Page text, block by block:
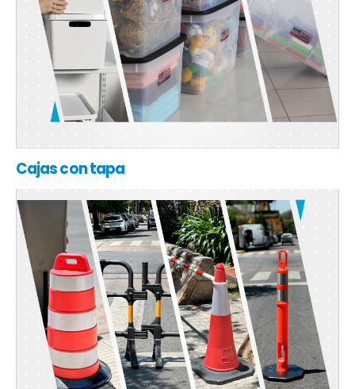
Cajas con tapa